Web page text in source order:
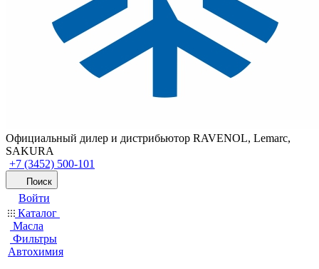
Официальный дилер и дистрибьютор RAVENOL, Lemarc,
SAKURA
+7 (3452) 500-101
Поиск
Войти
Каталог
Масла
Фильтры
Автохимия